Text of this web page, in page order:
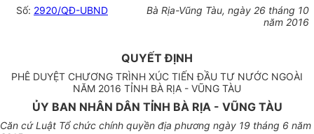
Số: 2920/QĐ-UBND
Bà Rịa-Vũng Tàu, ngày 26 tháng 10
năm 2016
QUYẾT ĐỊNH
PHÊ DUYỆT CHƯƠNG TRÌNH XÚC TIẾN ĐẦU TƯ NƯỚC NGOÀI
NĂM 2016 TỈNH BÀ RỊA - VŨNG TÀU
ỦY BAN NHÂN DÂN TỈNH BÀ RỊA - VŨNG TÀU
Căn cứ Luật Tổ chức chính quyền địa phương ngày 19 tháng 6 năm